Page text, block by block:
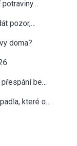
pozor,…
doma?
be…
které o…